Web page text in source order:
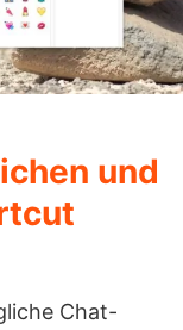
und
Chat-